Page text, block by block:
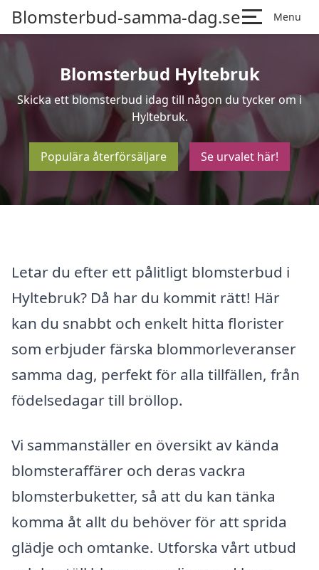
Blomsterbud-samma-dag.se Menu
Blomsterbud Hyltebruk
Skicka ett blomsterbud idag till någon du tycker om i
Hyltebruk.
Populära återförsäljare Se urvalet här!
Letar du efter ett pålitligt blomsterbud i
Hyltebruk? Då har du kommit rätt! Här
kan du snabbt och enkelt hitta florister
som erbjuder färska blommorleveranser
samma dag, perfekt för alla tillfällen, från
födelsedagar till bröllop.
Vi sammanställer en översikt av kända
blomsteraffärer och deras vackra
blomsterbuketter, så att du kan tänka
komma åt allt du behöver för att sprida
glädje och omtanke. Utforska vårt utbud